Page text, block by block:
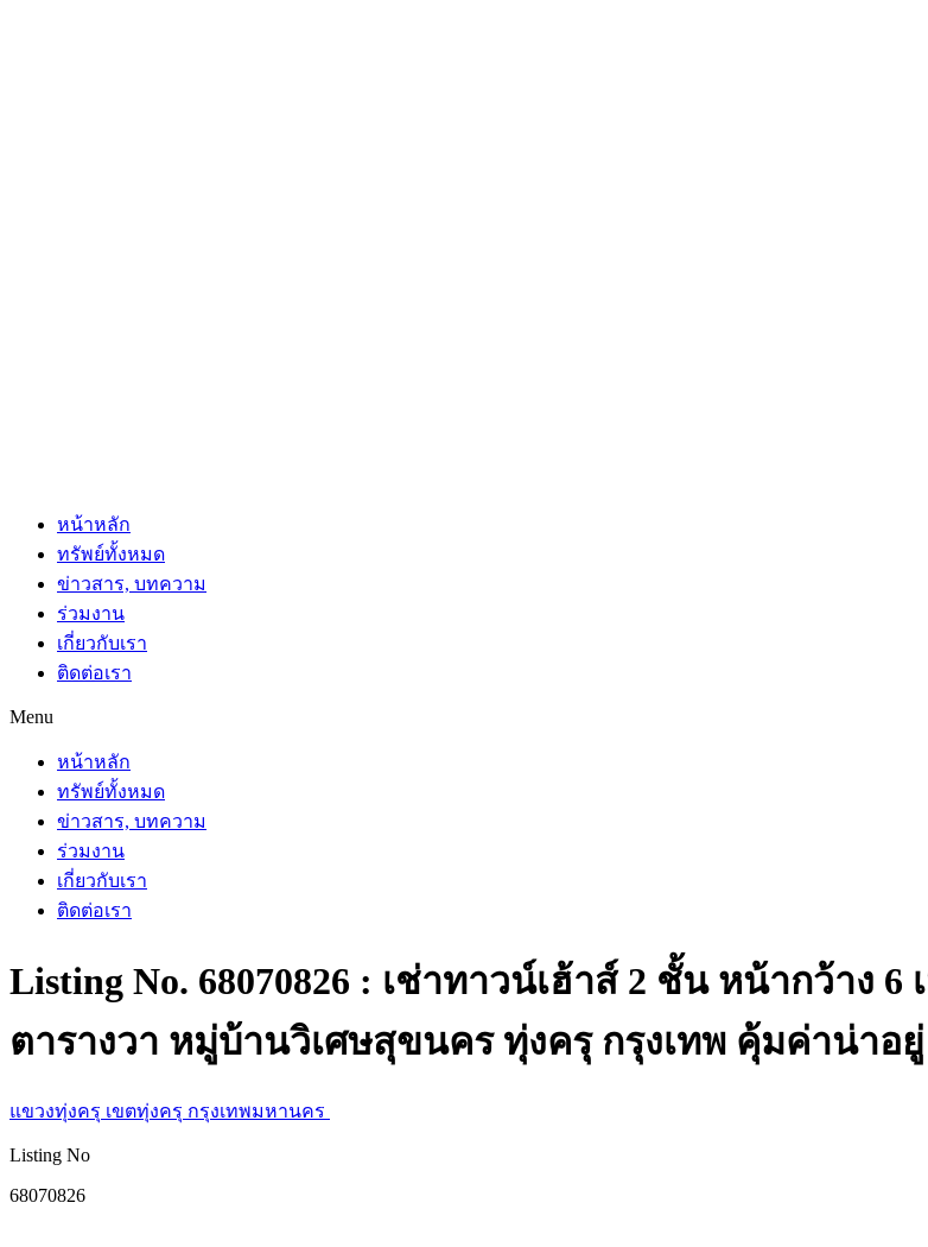
หน้าหลัก
ทรัพย์ทั้งหมด
ข่าวสาร, บทความ
ร่วมงาน
เกี่ยวกับเรา
ติดต่อเรา
Menu
หน้าหลัก
ทรัพย์ทั้งหมด
ข่าวสาร, บทความ
ร่วมงาน
เกี่ยวกับเรา
ติดต่อเรา
Listing No. 68070826 : เช่าทาวน์เฮ้าส์ 2 ชั้น หน้ากว้าง
ตารางวา หมู่บ้านวิเศษสุขนคร ทุ่งครุ กรุงเทพ คุ้มค่าน่าอยู่
แขวงทุ่งครุ เขตทุ่งครุ กรุงเทพมหานคร
Listing No
68070826